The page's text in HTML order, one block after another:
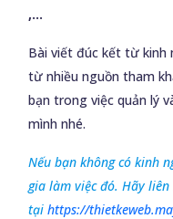
,…
Bài viết đúc kết từ
từ nhiều nguồn tham
bạn trong việc quản lý
mình nhé.
Nếu bạn không có kinh
gia làm việc đó. Hãy
tạihttps://